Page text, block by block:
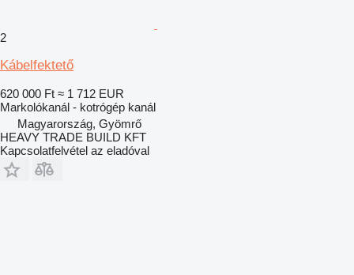
2
Kábelfektető
620 000 Ft ≈ 1 712 EUR
Markolókanál - kotrógép kanál
Magyarország, Gyömrő
HEAVY TRADE BUILD KFT
Kapcsolatfelvétel az eladóval